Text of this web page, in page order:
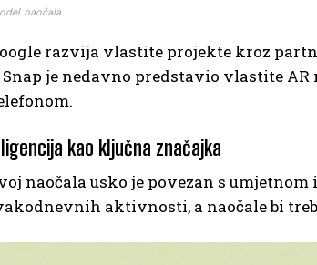
naočala
razvija vlastite projekte kroz
je nedavno predstavio vlastite
kao ključna značajka
naočala usko je povezan s
aktivnosti, a naočale bi